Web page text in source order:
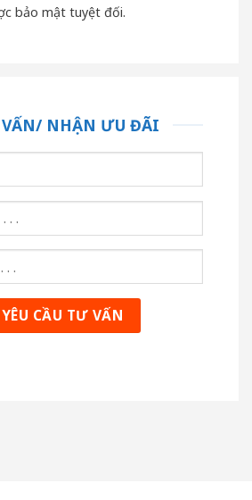
bảo mật tuyệt đối.
NHẬN ƯU ĐÃI